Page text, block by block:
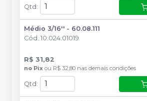
Qtd :
Médio 3/16'' - 60.08.111
Cód. 10.024.01019
R$ 31,82
no Pix ou R$ 32,80 nas demais condições
Qtd :